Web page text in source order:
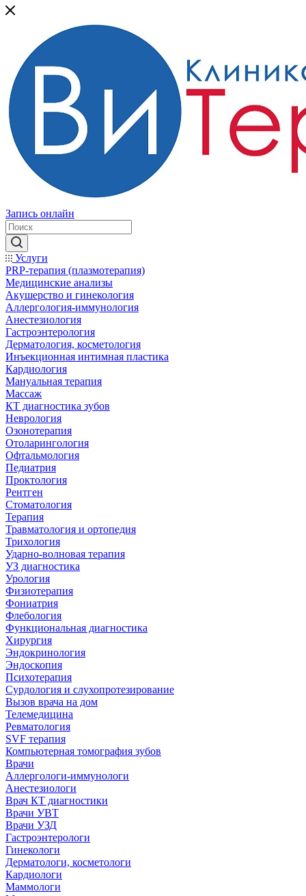
Запись онлайн
Услуги
PRP-терапия (плазмотерапия)
Медицинские анализы
Акушерство и гинекология
Аллергология-иммунология
Анестезиология
Гастроэнтерология
Дерматология, косметология
Инъекционная интимная пластика
Кардиология
Мануальная терапия
Массаж
КТ диагностика зубов
Неврология
Озонотерапия
Отоларингология
Офтальмология
Педиатрия
Проктология
Рентген
Стоматология
Терапия
Травматология и ортопедия
Трихология
Ударно-волновая терапия
УЗ диагностика
Урология
Физиотерапия
Фониатрия
Флебология
Функциональная диагностика
Хирургия
Эндокринология
Эндоскопия
Психотерапия
Сурдология и слухопротезирование
Вызов врача на дом
Телемедицина
Ревматология
SVF терапия
Компьютерная томография зубов
Врачи
Аллергологи-иммунологи
Анестезиологи
Врач КТ диагностики
Врачи УВТ
Врачи УЗД
Гастроэнтерологи
Гинекологи
Дерматологи, косметологи
Кардиологи
Маммологи